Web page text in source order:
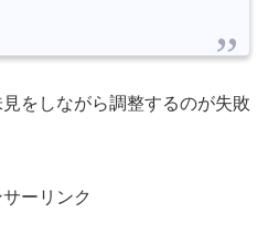
をしながら調整するのが失敗
ーリンク